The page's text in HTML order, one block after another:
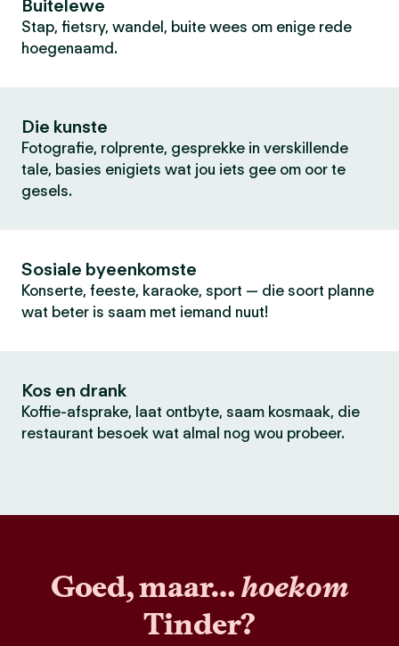
Buitelewe
Stap, fietsry, wandel, buite wees om enige rede
hoegenaamd.
Die kunste
Fotografie, rolprente, gesprekke in verskillende
tale, basies enigiets wat jou iets gee om oor te
gesels.
Sosiale byeenkomste
Konserte, feeste, karaoke, sport — die soort planne
wat beter is saam met iemand nuut!
Kos en drank
Koffie-afsprake, laat ontbyte, saam kosmaak, die
restaurant besoek wat almal nog wou probeer.
Goed, maar…hoekom
Tinder?